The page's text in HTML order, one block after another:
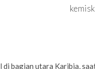
di bagian utara Karibia,